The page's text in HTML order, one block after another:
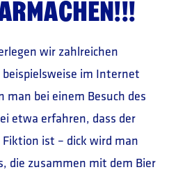
wir zahlreichen
im Internet
bei einem Besuch des
etwa erfahren, dass der
ist – dick wird man
die zusammen mit dem Bier